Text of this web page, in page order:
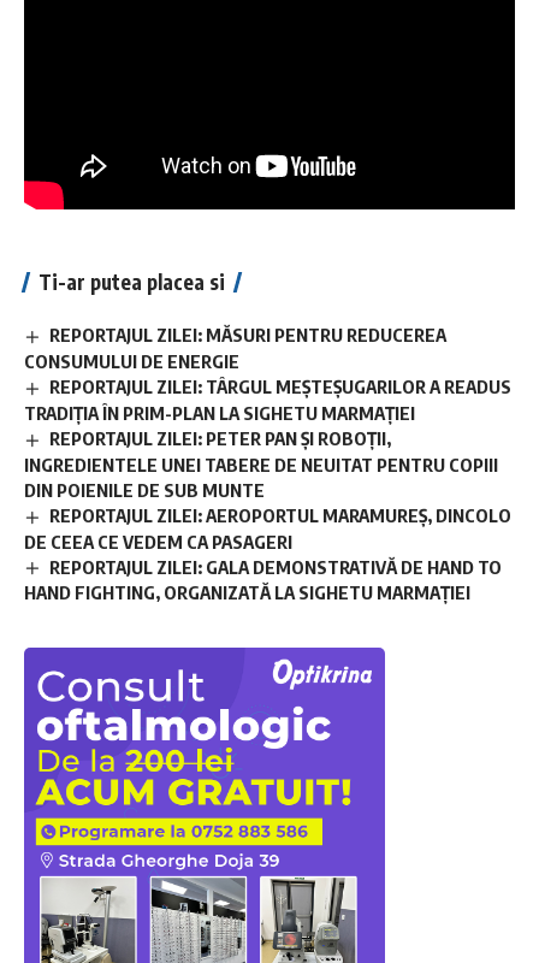
Ti-ar putea placea si
REPORTAJUL ZILEI: MĂSURI PENTRU REDUCEREA
CONSUMULUI DE ENERGIE
REPORTAJUL ZILEI: TÂRGUL MEȘTEȘUGARILOR A READUS
TRADIȚIA ÎN PRIM-PLAN LA SIGHETU MARMAȚIEI
REPORTAJUL ZILEI: PETER PAN ȘI ROBOȚII,
INGREDIENTELE UNEI TABERE DE NEUITAT PENTRU COPIII
DIN POIENILE DE SUB MUNTE
REPORTAJUL ZILEI: AEROPORTUL MARAMUREȘ, DINCOLO
DE CEEA CE VEDEM CA PASAGERI
REPORTAJUL ZILEI: GALA DEMONSTRATIVĂ DE HAND TO
HAND FIGHTING, ORGANIZATĂ LA SIGHETU MARMAȚIEI